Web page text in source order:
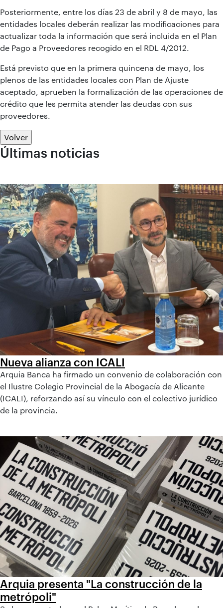
Posteriormente, entre los días 23 de abril y 8 de mayo, las
entidades locales deberán realizar las modificaciones para
actualizar toda la información que será incluida en el Plan
de Pago a Proveedores recogido en el RDL 4/2012.
Está previsto que en la primera quincena de mayo, los
plenos de las entidades locales con Plan de Ajuste
aceptado, aprueben la formalización de las operaciones de
crédito que les permita atender las deudas con sus
proveedores.
Volver
Últimas noticias
Nueva alianza con ICALI
Arquia Banca ha firmado un convenio de colaboración con
el Ilustre Colegio Provincial de la Abogacía de Alicante
(ICALI), reforzando así su vínculo con el colectivo jurídico
de la provincia.
Arquia presenta "La construcción de la
metrópoli"